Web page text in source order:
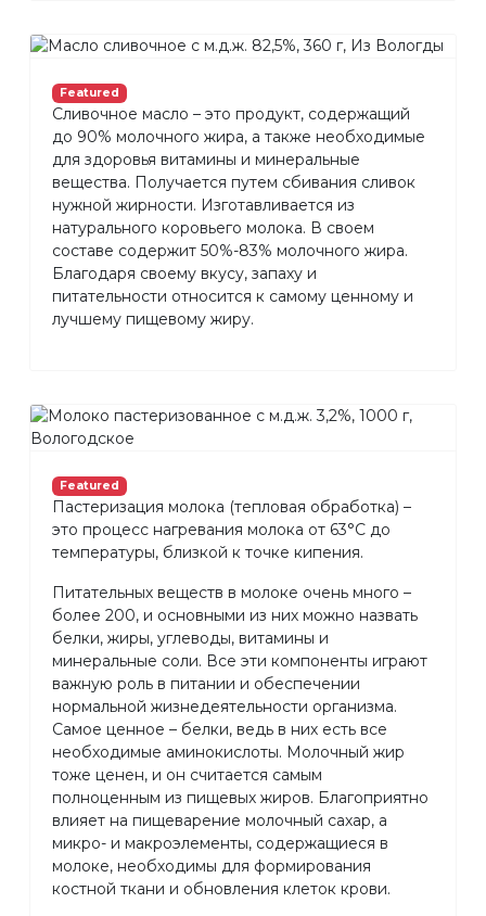
Featured
Сливочное масло – это продукт, содержащий
до 90% молочного жира, а также необходимые
для здоровья витамины и минеральные
вещества. Получается путем сбивания сливок
нужной жирности. Изготавливается из
натурального коровьего молока. В своем
составе содержит 50%-83% молочного жира.
Благодаря своему вкусу, запаху и
питательности относится к самому ценному и
лучшему пищевому жиру.
Featured
Пастеризация молока (тепловая обработка) –
это процесс нагревания молока от 63°С до
температуры, близкой к точке кипения.
Питательных веществ в молоке очень много –
более 200, и основными из них можно назвать
белки, жиры, углеводы, витамины и
минеральные соли. Все эти компоненты играют
важную роль в питании и обеспечении
нормальной жизнедеятельности организма.
Самое ценное – белки, ведь в них есть все
необходимые аминокислоты. Молочный жир
тоже ценен, и он считается самым
полноценным из пищевых жиров. Благоприятно
влияет на пищеварение молочный сахар, а
микро- и макроэлементы, содержащиеся в
молоке, необходимы для формирования
костной ткани и обновления клеток крови.